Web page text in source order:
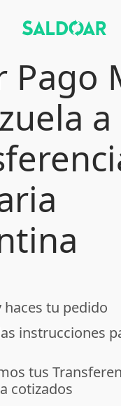
Pago
a
haces tu pedido
instrucciones
tus
cotizados